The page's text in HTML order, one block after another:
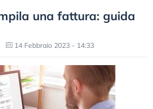
una fattura: guida
14 Febbraio 2023 - 14:33